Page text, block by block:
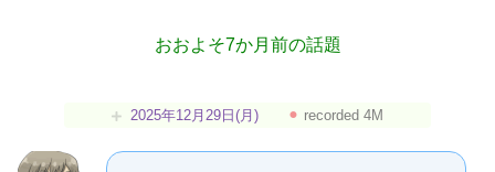
おおよそ7か月前の話題
2025年12月29日(月) ⚫︎ recorded 4M